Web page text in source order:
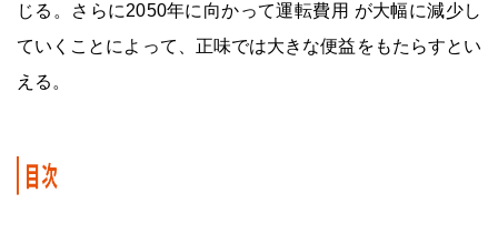
じる。さらに2050年に向かって運転費用 が大幅に減少し
ていくことによって、正味では大きな便益をもたらすとい
える。